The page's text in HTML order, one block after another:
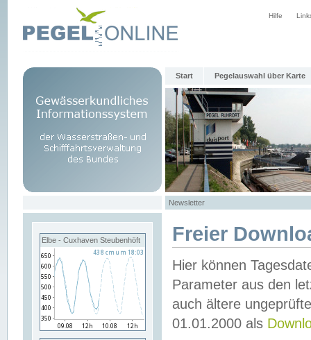
Hilfe
Start Pegelauswahl über Karte
Newsletter
Elbe - Cuxhaven Steubenhöft Freier
Hier können
Parameter aus den
auch ältere
01.01.2000 als